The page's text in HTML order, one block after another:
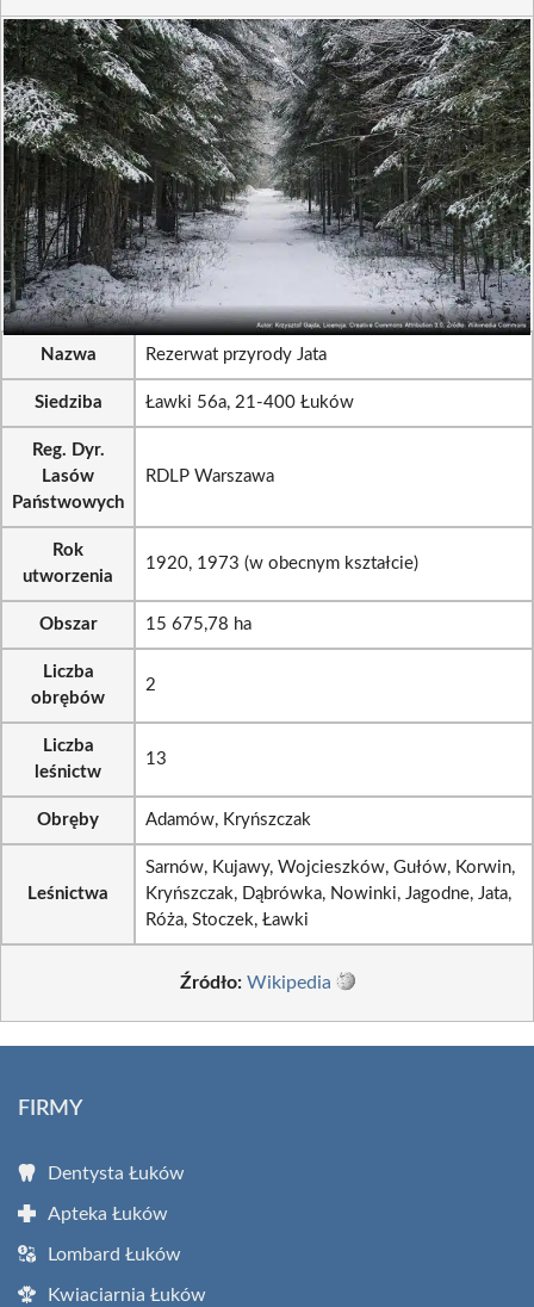
Nazwa Rezerwat przyrody Jata
Siedziba Ławki 56a, 21-400 Łuków
Reg. Dyr.
Lasów
Państwowych
RDLP Warszawa
Rok
utworzenia
1920, 1973 (w obecnym kształcie)
Obszar 15 675,78 ha
Liczba
obrębów
2
Liczba
leśnictw
13
Obręby Adamów, Kryńszczak
Leśnictwa
Sarnów, Kujawy, Wojcieszków, Gułów, Korwin,
Kryńszczak, Dąbrówka, Nowinki, Jagodne, Jata,
Róża, Stoczek, Ławki
Źródło: Wikipedia
FIRMY
Dentysta Łuków
Apteka Łuków
Lombard Łuków
Kwiaciarnia Łuków